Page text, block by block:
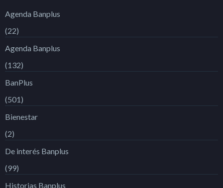
Agenda Banplus
(22)
Agenda Banplus
(132)
BanPlus
(501)
Bienestar
(2)
De interés Banplus
(99)
Historias Banplus